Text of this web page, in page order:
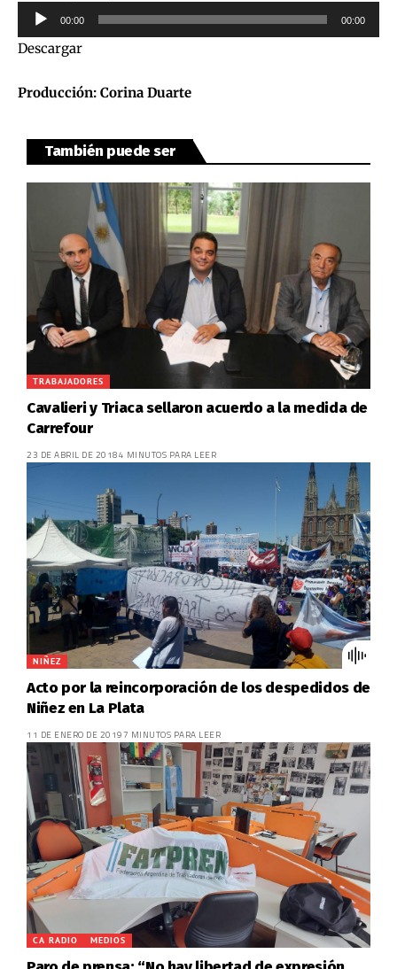
Reproductor
de
audio
00:00 00:00
Descargar
Producción: Corina Duarte
También puede ser
TRABAJADORES
Cavalieri y Triaca sellaron acuerdo a la medida de
Carrefour
23 DE ABRIL DE 20184 MINUTOS PARA LEER
NIÑEZ
Acto por la reincorporación de los despedidos de
Niñez en La Plata
11 DE ENERO DE 20197 MINUTOS PARA LEER
CA RADIO MEDIOS